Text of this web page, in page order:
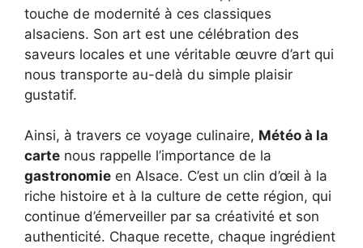
touche de modernité à ces classiques
alsaciens. Son art est une célébration des
saveurs locales et une véritable œuvre d’art qui
nous transporte au-delà du simple plaisir
gustatif.
Ainsi, à travers ce voyage culinaire, Météo à la
carte nous rappelle l’importance de la
gastronomie en Alsace. C’est un clin d’œil à la
riche histoire et à la culture de cette région, qui
continue d’émerveiller par sa créativité et son
authenticité. Chaque recette, chaque ingrédient